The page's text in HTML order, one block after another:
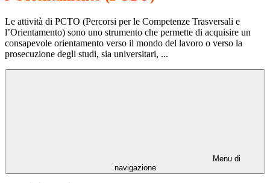
Le attività di PCTO (Percorsi per le Competenze Trasversali e
l’Orientamento) sono uno strumento che permette di acquisire un
consapevole orientamento verso il mondo del lavoro o verso la
prosecuzione degli studi, sia universitari, ...
Menu di
navigazione